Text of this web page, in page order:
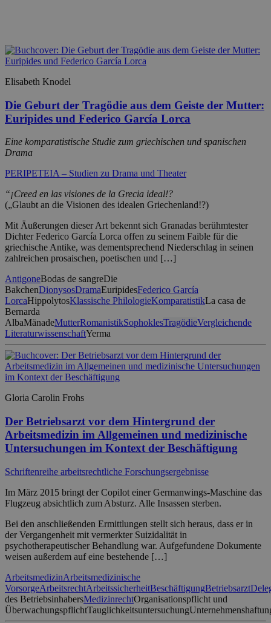
Elisabeth Knodel
Die Geburt der Tragödie aus dem Geiste der Mutter:
Euripides und Federico García Lorca
Eine komparatistische Studie zum griechischen und spanischen
Drama
PERIPETEIA – Studien zu Drama und Theater
“¡Creed en las visiones de la Grecia ideal!?
(„Glaubt an die Visionen des idealen Griechenland!?)
Mit Äußerungen dieser Art bekennt sich Granadas berühmtester
Dichter Federico García Lorca offen zu seinem Faible für die
griechische Antike, was dementsprechend Niederschlag in seinen
zahlreichen prosaischen, poetischen und […]
AntigoneBodas de sangreDie
BakchenDionysosDramaEuripidesFederico García
LorcaHippolytosKlassische PhilologieKomparatistikLa casa de
Bernarda
AlbaMänadeMutterRomanistikSophoklesTragödieVergleichende
LiteraturwissenschaftYerma
Gloria Carolin Frohs
Der Betriebsarzt vor dem Hintergrund der
Arbeitsmedizin im Allgemeinen und medizinische
Untersuchungen im Kontext der Beschäftigung
Schriftenreihe arbeitsrechtliche Forschungsergebnisse
Im März 2015 bringt der Copilot einer Germanwings-Maschine das
Flugzeug absichtlich zum Absturz. Alle Insassen sterben.
Bei den anschließenden Ermittlungen stellt sich heraus, dass er in
der Vergangenheit mit vermerkter Suizidalität in
psychotherapeutischer Behandlung war. Aufgefundene Dokumente
weisen außerdem auf eine bestehende […]
ArbeitsmedizinArbeitsmedizinische
VorsorgeArbeitsrechtArbeitssicherheitBeschäftigungBetriebsarzt
des BetriebsinhabersMedizinrechtOrganisationspflicht und
ÜberwachungspflichtTauglichkeitsuntersuchung